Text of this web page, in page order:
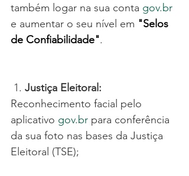
também logar na sua conta gov.br
e aumentar o seu nível em "Selos
de Confiabilidade".
1. Justiça Eleitoral:
Reconhecimento facial pelo
aplicativo gov.br para conferência
da sua foto nas bases da Justiça
Eleitoral (TSE);